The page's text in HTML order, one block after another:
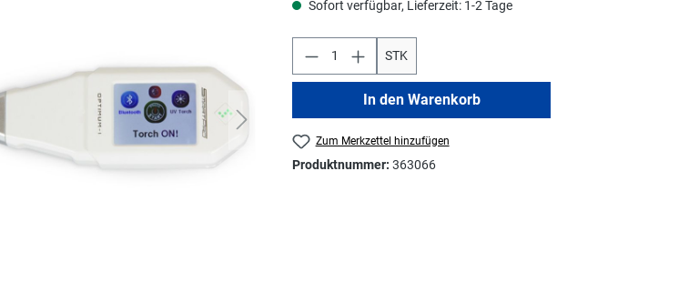
Sofort verfügbar, Lieferzeit: 1-2 Tage
STK
In den Warenkorb
Zum Merkzettel hinzufügen
Produktnummer:363066